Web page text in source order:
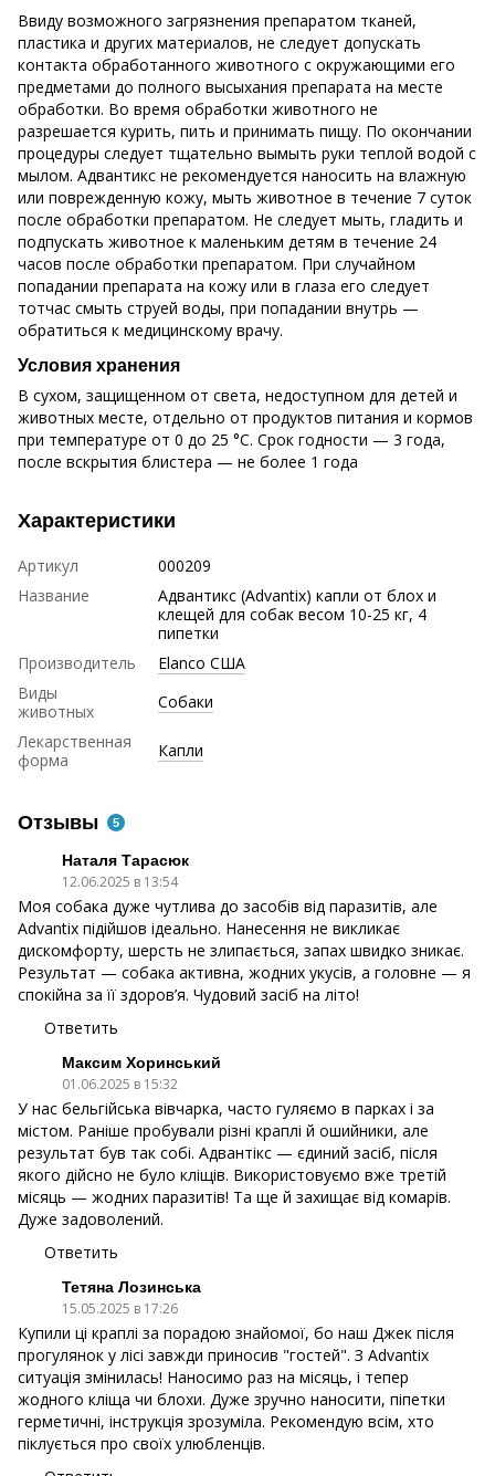
Ввиду возможного загрязнения препаратом тканей,
пластика и других материалов, не следует допускать
контакта обработанного животного с окружающими его
предметами до полного высыхания препарата на месте
обработки. Во время обработки животного не
разрешается курить, пить и принимать пищу. По окончании
процедуры следует тщательно вымыть руки теплой водой с
мылом. Адвантикс не рекомендуется наносить на влажную
или поврежденную кожу, мыть животное в течение 7 суток
после обработки препаратом. Не следует мыть, гладить и
подпускать животное к маленьким детям в течение 24
часов после обработки препаратом. При случайном
попадании препарата на кожу или в глаза его следует
тотчас смыть струей воды, при попадании внутрь —
обратиться к медицинскому врачу.
Условия хранения
В сухом, защищенном от света, недоступном для детей и
животных месте, отдельно от продуктов питания и кормов
при температуре от 0 до 25 °С. Срок годности — 3 года,
после вскрытия блистера — не более 1 года
Характеристики
Артикул
000209
Название
Адвантикс (Advantix) капли от блох и
клещей для собак весом 10-25 кг, 4
пипетки
Производитель
Elanco США
Виды
животных
Собаки
Лекарственная
форма
Капли
Отзывы 5
Наталя Тарасюк
12.06.2025 в 13:54
Моя собака дуже чутлива до засобів від паразитів, але
Advantix підійшов ідеально. Нанесення не викликає
дискомфорту, шерсть не злипається, запах швидко зникає.
Результат — собака активна, жодних укусів, а головне — я
спокійна за її здоров’я. Чудовий засіб на літо!
Ответить
Максим Хоринський
01.06.2025 в 15:32
У нас бельгійська вівчарка, часто гуляємо в парках і за
містом. Раніше пробували різні краплі й ошийники, але
результат був так собі. Адвантікс — єдиний засіб, після
якого дійсно не було кліщів. Використовуємо вже третій
місяць — жодних паразитів! Та ще й захищає від комарів.
Дуже задоволений.
Ответить
Тетяна Лозинська
15.05.2025 в 17:26
Купили ці краплі за порадою знайомої, бо наш Джек після
прогулянок у лісі завжди приносив "гостей". З Advantix
ситуація змінилась! Наносимо раз на місяць, і тепер
жодного кліща чи блохи. Дуже зручно наносити, піпетки
герметичні, інструкція зрозуміла. Рекомендую всім, хто
піклується про своїх улюбленців.